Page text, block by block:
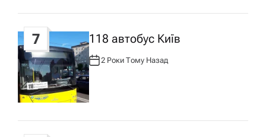
7 118 автобус Київ
А
В
Т
Р
:
2 Роки Тому Назад